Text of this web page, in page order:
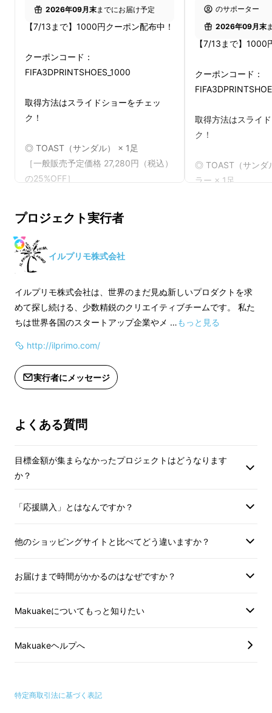
2026年09月末までにお届け予定
【7/13まで】1000円クーポン配布中！
クーポンコード：
FIFA3DPRINTSHOES_1000
取得方法はスライドショーをチェッ
ク！
◎ TOAST（サンダル） × 1足
［一般販売予定価格 27,280円（税込）
の25%OFF］
す（ブラック、ホワイト、グリーン）
◎ 送料無料（国内配送のみ）
※ご注文状況、使用部材の供給状況、
遅れる場合があります。
のサポーター
2026年09月末
【7/13まで】1000
クーポンコード：
取得方法はスライ
ク！
◎ TOAST（サンダ
ラー × 1足
遅れる場合があり
プロジェクト実行者
イルプリモ株式会社
イルプリモ株式会社は、世界のまだ見ぬ新しいプロダクトを求
めて探し続ける、少数精鋭のクリエイティブチームです。 私た
ちは世界各国のスタートアップ企業やメ …もっと見る
http://ilprimo.com/
実行者にメッセージ
よくある質問
目標金額が集まらなかったプロジェクトはどうなります
か？
「応援購入」とはなんですか？
他のショッピングサイトと比べてどう違いますか？
お届けまで時間がかかるのはなぜですか？
Makuakeについてもっと知りたい
Makuakeヘルプへ
特定商取引法に基づく表記